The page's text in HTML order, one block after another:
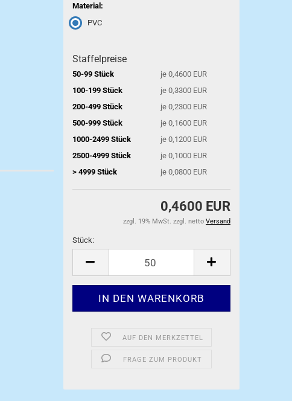
Material:
PVC
Staffelpreise
50-99 Stück
je 0,4600 EUR
100-199 Stück
je 0,3300 EUR
200-499 Stück
je 0,2300 EUR
500-999 Stück
je 0,1600 EUR
1000-2499 Stück
je 0,1200 EUR
2500-4999 Stück
je 0,1000 EUR
> 4999 Stück
je 0,0800 EUR
0,4600 EUR
zzgl. 19% MwSt. zzgl. netto Versand
Stück:
Stück
AUF DEN MERKZETTEL
FRAGE ZUM PRODUKT